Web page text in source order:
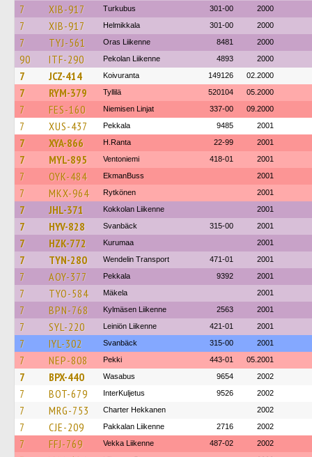
7 XIB-917 Turkubus 301-00 2000
7 XIB-917 Helmikkala 301-00 2000
7 TYJ-561 Oras Liikenne 8481 2000
90 ITF-290 Pekolan Liikenne 4893 2000
7 JCZ-414 Koivuranta 149126 02.2000
7 RYM-379 Tyllilä 520104 05.2000
7 FES-160 Niemisen Linjat 337-00 09.2000
7 XUS-437 Pekkala 9485 2001
7 XYA-866 H.Ranta 22-99 2001
7 MYL-895 Ventoniemi 418-01 2001
7 OYK-484 EkmanBuss 2001
7 MKX-964 Rytkönen 2001
7 JHL-371 Kokkolan Liikenne 2001
7 HYV-828 Svanbäck 315-00 2001
7 HZK-772 Kurumaa 2001
7 TYN-280 Wendelin Transport 471-01 2001
7 AOY-377 Pekkala 9392 2001
7 TYO-584 Mäkela 2001
7 BPN-768 Kylmäsen Liikenne 2563 2001
7 SYL-220 Leiniön Liikenne 421-01 2001
7 IYL-302 Svanbäck 315-00 2001
7 NEP-808 Pekki 443-01 05.2001
7 BPX-440 Wasabus 9654 2002
7 BOT-679 InterKuljetus 9526 2002
7 MRG-753 Charter Hekkanen 2002
7 CJE-209 Pakkalan Liikenne 2716 2002
7 FFJ-769 Vekka Liikenne 487-02 2002